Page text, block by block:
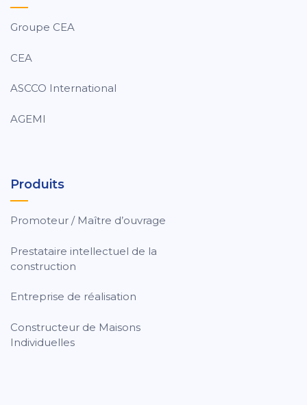
Groupe CEA
CEA
ASCCO International
AGEMI
Produits
Promoteur / Maître d’ouvrage
Prestataire intellectuel de la
construction
Entreprise de réalisation
Constructeur de Maisons
Individuelles